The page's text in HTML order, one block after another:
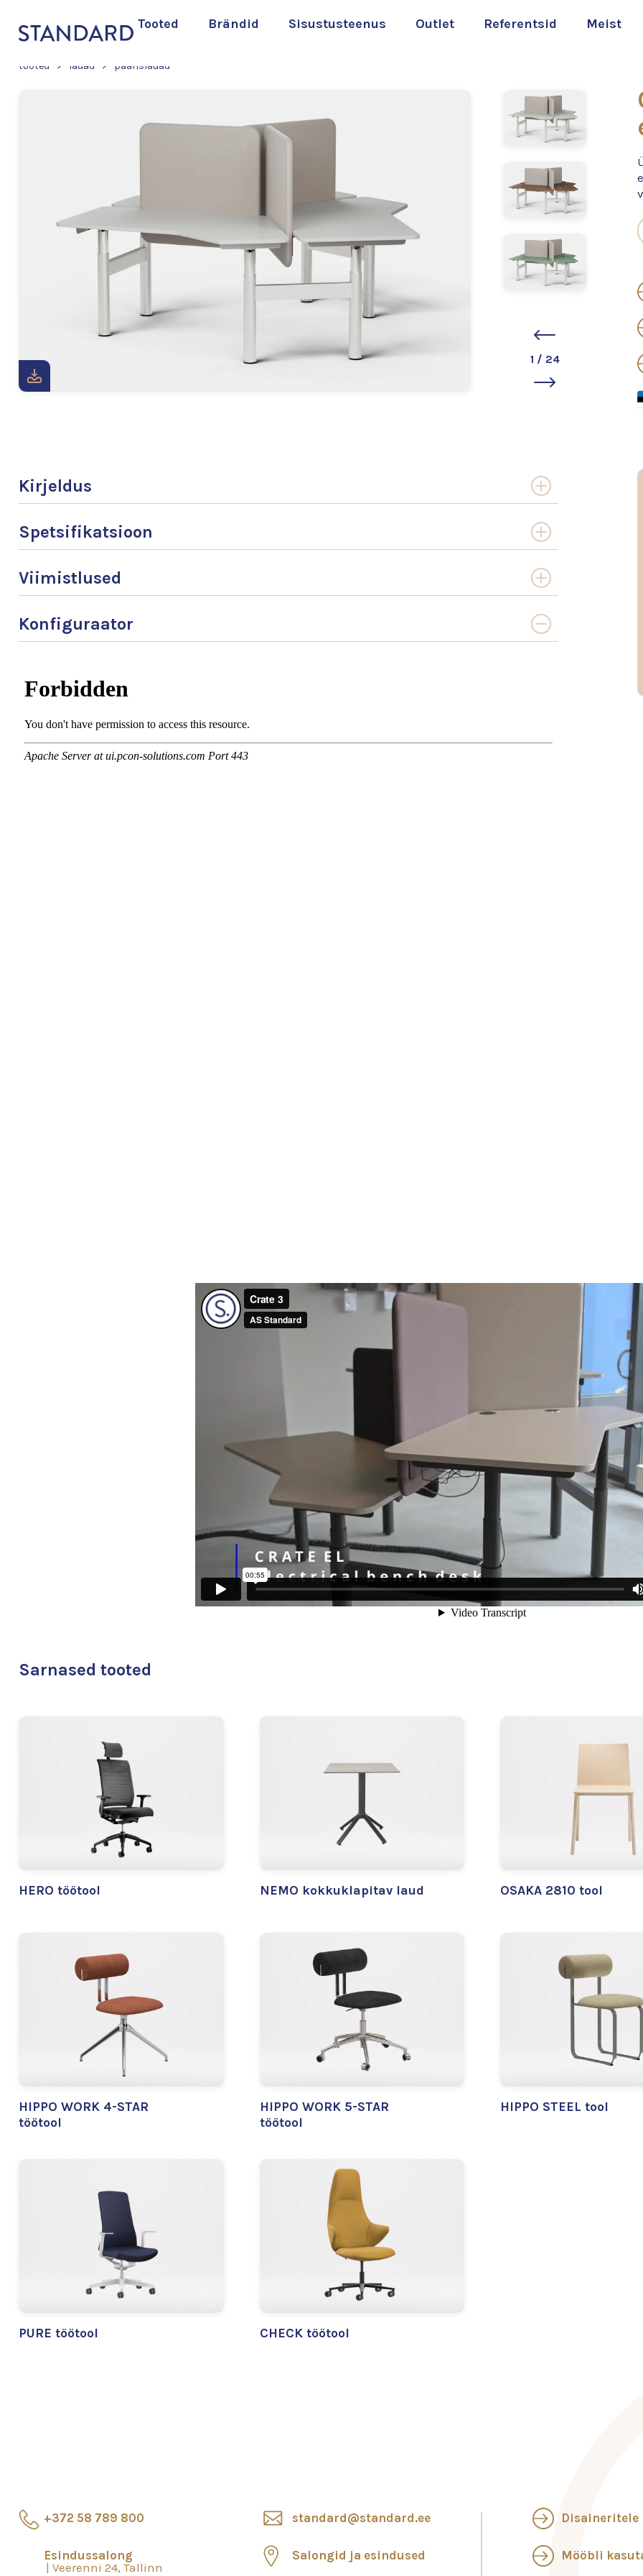
Tooted Brändid Sisustusteenus Outlet Referentsid Meist
tooted > lauad > paarislauad
1 / 24
Kirjeldus
Spetsifikatsioon
Viimistlused
Konfiguraator
Sarnased tooted
HERO töötool NEMO kokkuklapitav laud OSAKA 2810 tool
HIPPO WORK 4-STAR
töötool
HIPPO WORK 5-STAR
töötool
HIPPO STEEL tool
PURE töötool CHECK töötool
+372 58 789 800
Esindussalong
Veerenni 24, Tallinn
standard@standard.ee
Salongid ja esindused
Disaineritele
Mööbli